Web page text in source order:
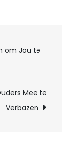
om Jou te
Mee te
Verbazen